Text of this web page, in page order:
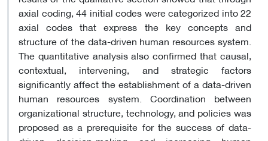
axial coding, 44 initial codes were categorized into 22
axial codes that express the key concepts and
structure of the data-driven human resources system.
The quantitative analysis also confirmed that causal,
contextual, intervening, and strategic factors
significantly affect the establishment of a data-driven
human resources system. Coordination between
organizational structure, technology, and policies was
proposed as a prerequisite for the success of data-